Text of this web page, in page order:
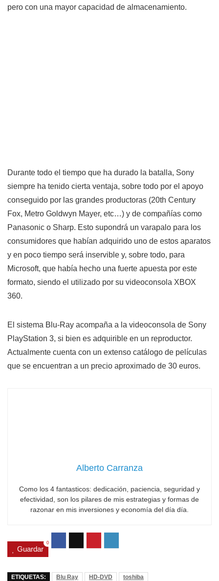
pero con una mayor capacidad de almacenamiento.
Durante todo el tiempo que ha durado la batalla, Sony
siempre ha tenido cierta ventaja, sobre todo por el apoyo
conseguido por las grandes productoras (20th Century
Fox, Metro Goldwyn Mayer, etc…) y de compañías como
Panasonic o Sharp. Esto supondrá un varapalo para los
consumidores que habían adquirido uno de estos aparatos
y en poco tiempo será inservible y, sobre todo, para
Microsoft, que había hecho una fuerte apuesta por este
formato, siendo el utilizado por su videoconsola XBOX
360.
El sistema Blu-Ray acompaña a la videoconsola de Sony
PlayStation 3, si bien es adquirible en un reproductor.
Actualmente cuenta con un extenso catálogo de películas
que se encuentran a un precio aproximado de 30 euros.
Alberto Carranza
Como los 4 fantasticos: dedicación, paciencia, seguridad y
efectividad, son los pilares de mis estrategias y formas de
razonar en mis inversiones y economía del día día.
Guardar
0
ETIQUETAS: Blu Ray HD-DVD toshiba